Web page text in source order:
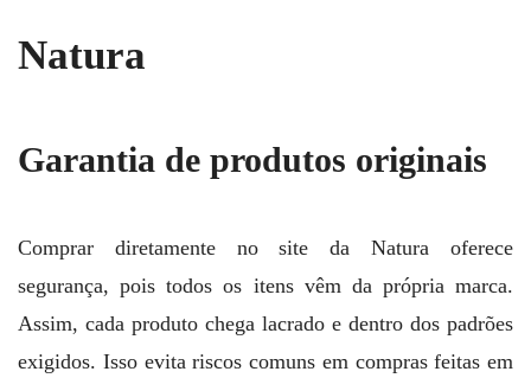
Natura
Garantia de produtos originais
Comprar diretamente no site da Natura oferece
segurança, pois todos os itens vêm da própria marca.
Assim, cada produto chega lacrado e dentro dos padrões
exigidos. Isso evita riscos comuns em compras feitas em